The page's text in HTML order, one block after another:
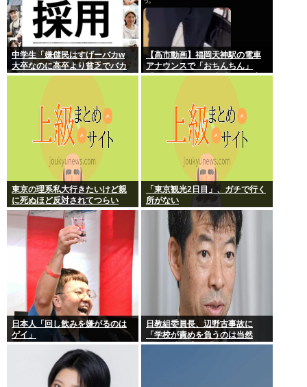
中学生「嫌儲民はすげーバカw
大卒なのに高卒より貧乏でバカ
が多いw」エックスで一万いいね
【高市動画】福岡天神駅の電車
アナウンスで「おちんちん」
「ちんぽ」などと連呼する不審
東京の理系私大行きたいけど親
に死ぬほど反対されてつらい
「東京観光2日目」、ガチで行く
所がない
日本人「回し飲みを嫌がるのは
ゲイ」
日教組委員長、辺野古事故に
「学校が責めを負うのは当然
だ」 平和教育は「存在意義」